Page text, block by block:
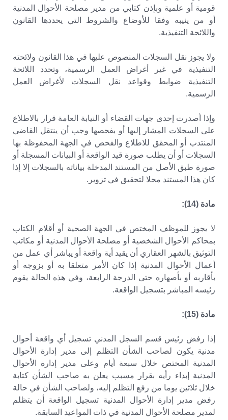
قومية أو علمية وبإذن كتابي من مدير مصلحة الأحوال المدنية
أو من ينيبه وفقا للأوضاع والشروط التي يحددها القانون
واللائحة التنفيذية.
ولا يجوز نقل السجلات المنصوص عليها في هذا القانون ولائحته
التنفيذية في غير أغراض العمل الرسمية، وتحدد اللائحة
التنفيذية ضوابط وقواعد نقل السجلات لأغراض العمل
الرسمية.
وإذا أصدرت إحدى جهات القضاء أو النيابة العامة قرار بالاطلاع
على السجلات المشار إليها أو بفحصها وجب أن ينتقل القاضي
المنتدب أو المحقق للاطلاع والفحص في الجهة المحفوظة بها
السجلات أو أن يطلب صورة قيد الواقعة أو البيانات المسجلة أو
صورة طبق الأصل من المستند المدخلة بياناته بالسجلات إلا إذا
كان هذا المستند محلا لتحقيق في تزوير.
مادة (14):
لا يجوز للموظف المختص في الجهة الصحية أو أقلام الكتاب
بمحاكم الأحوال الشخصية أو مصلحة الأحوال المدنية أو مكاتب
التوثيق بالشهر العقاري أن يقيد أية واقعة أو يباشر أي عمل من
أعمال الأحوال المدنية إذا كان الأمر متعلقا به أو بزوجه أو
بأقاربه أو بأصهاره حتى الدرجة الرابعة، وفي هذه الحالة يقوم
رئيسه المباشر بتسجيل الواقعة.
مادة (15):
إذا رفض رئيس قسم السجل المدني تسجيل أي واقعة أحوال
مدنية يكون لصاحب الشأن التظلم إلى مدير إدارة الأحوال
المدنية المختص خلال سبعة أيام وعلى مدير إدارة الأحوال
المدنية إبداء رأيه بقرار مسبب يعلن به صاحب الشأن كتابة
خلال ثلاثين يوما من رفع التظلم إليه، ولصاحب الشأن في حالة
رفض مدير إدارة الأحوال المدنية تسجيل الواقعة أن يتظلم
لمدير مصلحة الأحوال المدنية في ذات المواعيد السابقة.